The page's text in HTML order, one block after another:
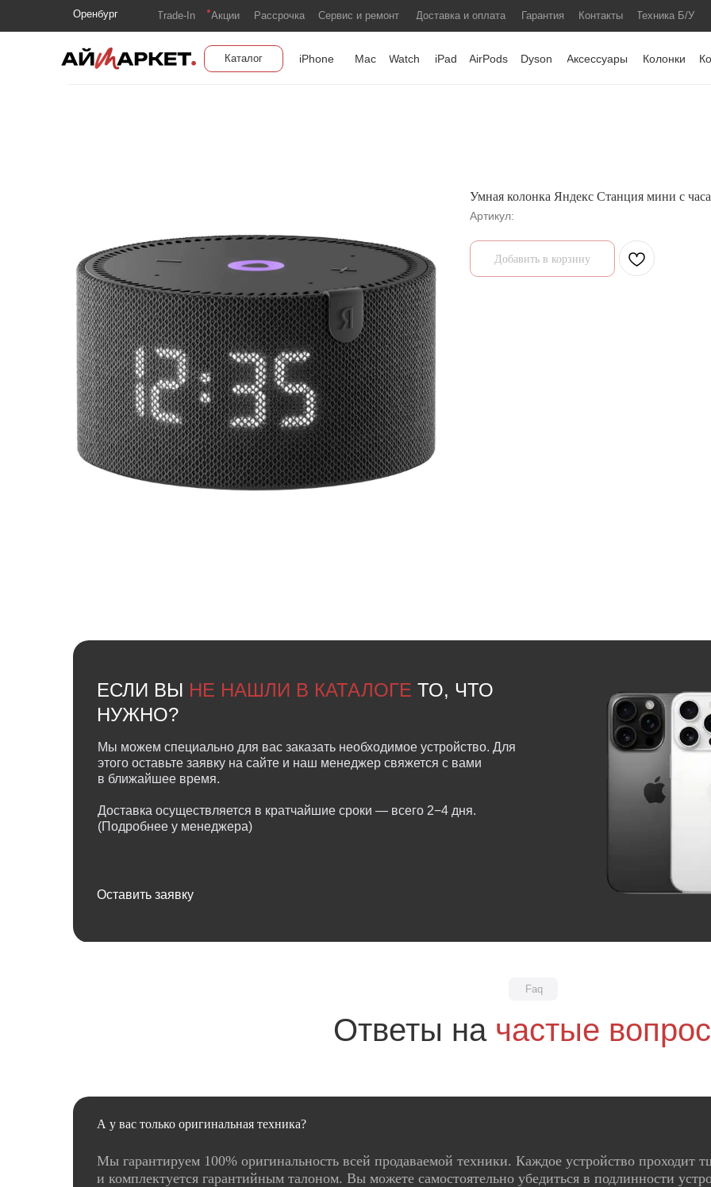
Оренбург Техника Б/У
Контакты
Гарантия
Доставка и оплата
Сервис и ремонт
Рассрочка
Trade-In Акции
Каталог Колонки
Аксессуары
Dyson
AirPods
iPad
Watch
Mac
iPhone
Умная колонка Яндекс Станция мини с
Артикул:
Добавить в корзину
Оставить заявку
Мы можем специально для вас заказать необходимое устройство. Для
этого оставьте заявку на сайте и наш менеджер свяжется с вами
в ближайшее время.
Доставка осуществляется в кратчайшие сроки — всего 2−4 дня.
(Подробнее у менеджера)
ЕСЛИ ВЫ НЕ НАШЛИ В КАТАЛОГЕ ТО, ЧТО
НУЖНО?
Ответы на частые
Faq
А у вас только оригинальная техника?
Мы гарантируем 100% оригинальность всей продаваемой техники. Каждое устройство проходит
и комплектуется гарантийным талоном. Вы можете самостоятельно убедиться в подлинности